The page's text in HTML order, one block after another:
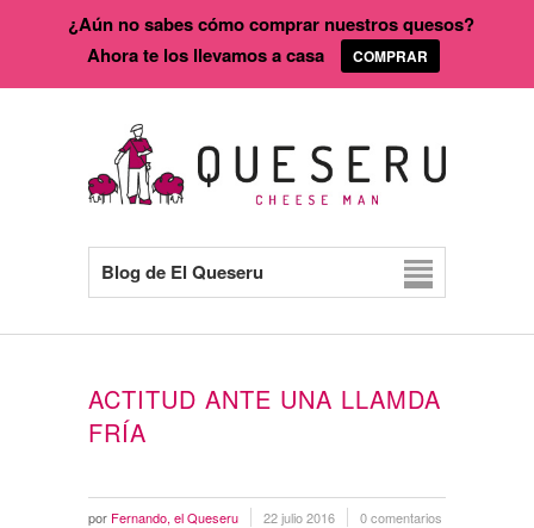
Blog de El Queseru
ACTITUD ANTE UNA LLAMDA
FRÍA
por Fernando, el Queseru 22 julio 2016
0 comentarios
¿Aún no sabes cómo comprar nuestros quesos?
Ahora te los llevamos a casa
COMPRAR